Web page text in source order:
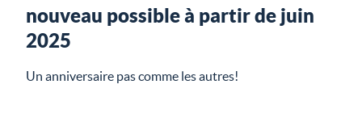
nouveau possible à partir de juin
2025
Un anniversaire pas comme les autres!